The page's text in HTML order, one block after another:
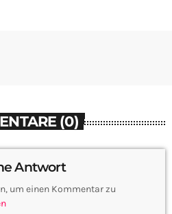
(0)
Antwort
um einen Kommentar zu